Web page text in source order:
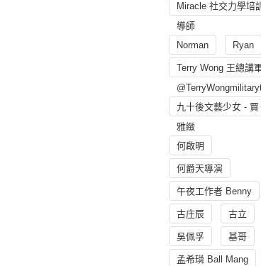
Miracle 社交力學培訓
導師
Norman
Ryan
Terry Wong 王總講
九十後文藝少女 - 賈
雅緻
何啟明
何爵天導演
午夜工作者 Benny
古庄辰 古立
吳佩孚 基哥
孟希璘 Ball Mang